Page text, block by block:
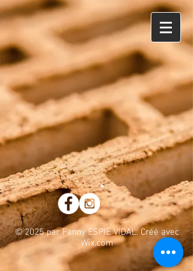
© 2025 par Fanny ESPIE VIDAL. Créé avec
Wix.com